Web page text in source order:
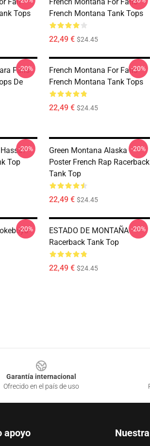
Tops
French Montana Tank Tops
22,49 € $24.45
Fans
De
-20%
French Montana For Fans
French Montana Tank Tops
22,49 € $24.45
-20%
Top
-20%
Green Montana Alaska
Poster French Rap Racerback
Tank Top
22,49 € $24.45
-20%
-20%
ESTADO DE MONTAÑA
Racerback Tank Top
22,49 € $24.45
-20%
Garantía internacional
Ofrecido en el país de uso
apoyo